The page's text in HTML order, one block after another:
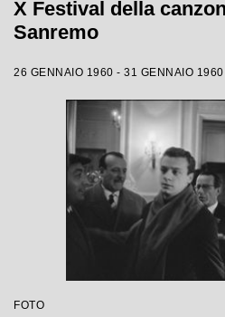
X Festival della
Sanremo
26 GENNAIO 1960 - 31 GENNAIO 1960
FOTO